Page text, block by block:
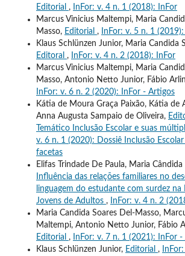
Editorial ,
InFor: v. 4 n. 1 (2018): InFor
Marcus Vinicius Maltempi, Maria
Masso, Editorial ,
InFor: v. 5 n. 1
Klaus Schlünzen Junior, Maria Candida
Editoral ,
InFor: v. 4 n. 2 (2018): InFor
Marcus Vinicius Maltempi, Maria
Masso, Antonio Netto Junior, Fábio
InFor: v. 6 n. 2 (2020): InFor - Artigos
Kátia de Moura Graça Paixão, Kátia de
Anna Augusta Sampaio de Oliveira,
Temático Inclusão Escolar e suas
v. 6 n. 1 (2020): Dossiê Inclusão
facetas
Elifas Trindade De Paula, Maria
Influência das relações familiares no
linguagem do estudante com surdez na
Jovens de Adultos ,
InFor: v. 4 n. 2
Maria Candida Soares Del-Masso,
Maltempi, Antonio Netto Junior, Fábio
Editorial ,
InFor: v. 7 n. 1 (2021): InFor
Klaus Schlünzen Junior, Editorial ,